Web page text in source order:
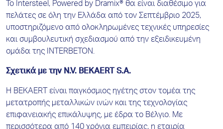
Το Intersteel, Powered by Dramix® θα είναι διαθέσιμο για
πελάτες σε όλη την Ελλάδα από τον Σεπτέμβριο 2025,
υποστηριζόμενο από ολοκληρωμένες τεχνικές υπηρεσίες
και συμβουλευτική σχεδιασμού από την εξειδικευμένη
ομάδα της INTERBETON.
Σχετικά με την N.V. BEKAERT S.A.
Η BEKAERT είναι παγκόσμιος ηγέτης στον τομέα της
μετατροπής μεταλλικών ινών και της τεχνολογίας
επιφανειακής επικάλυψης, με έδρα το Βέλγιο. Με